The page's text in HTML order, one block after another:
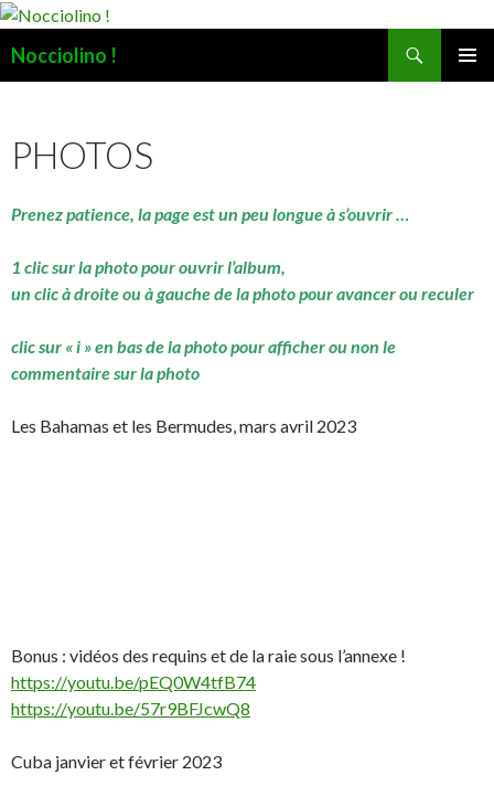
Nocciolino !
PHOTOS
Prenez patience, la page est un peu longue à s’ouvrir …
1 clic sur la photo pour ouvrir l’album,
un clic à droite ou à gauche de la photo pour avancer ou reculer
clic sur « i » en bas de la photo pour afficher ou non le
commentaire sur la photo
Les Bahamas et les Bermudes, mars avril 2023
Bonus : vidéos des requins et de la raie sous l’annexe !
https://youtu.be/pEQ0W4tfB74
https://youtu.be/57r9BFJcwQ8
Cuba janvier et février 2023